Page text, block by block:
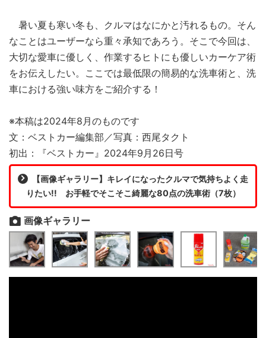
暑い夏も寒い冬も、クルマはなにかと汚れるもの。そん
なことはユーザーなら重々承知であろう。そこで今回は、
大切な愛車に優しく、作業するヒトにも優しいカーケア術
をお伝えしたい。ここでは最低限の簡易的な洗車術と、洗
車における強い味方をご紹介する！
※本稿は2024年8月のものです
文：ベストカー編集部／写真：西尾タクト
初出：『ベストカー』2024年9月26日号
【画像ギャラリー】キレイになったクルマで気持ちよく走
りたい!! お手軽でそこそこ綺麗な80点の洗車術（7枚）
画像ギャラリー